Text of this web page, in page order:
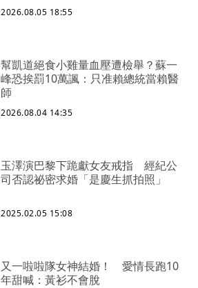
2026.08.05 18:55
幫凱道絕食小雞量血壓遭檢舉？蘇一
峰恐挨罰10萬諷：只准賴總統當賴醫
師
2026.08.04 14:35
玉澤演巴黎下跪獻女友戒指 經紀公
司否認祕密求婚「是慶生抓拍照」
2025.02.05 15:08
又一啦啦隊女神結婚！ 愛情長跑10
年甜喊：黃衫不會脫